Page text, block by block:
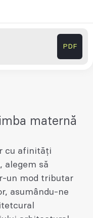
PDF
maternă
cu afinități
alegem să
un mod tributar
asumându-ne